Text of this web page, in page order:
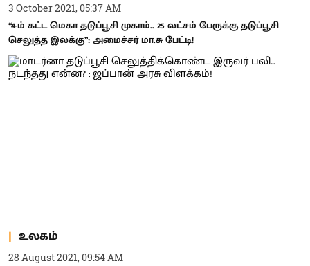
3 October 2021, 05:37 AM
“4-ம் கட்ட மெகா தடுப்பூசி முகாம்.. 25 லட்சம் பேருக்கு தடுப்பூசி
செலுத்த இலக்கு”: அமைச்சர் மா.சு பேட்டி!
உலகம்
28 August 2021, 09:54 AM